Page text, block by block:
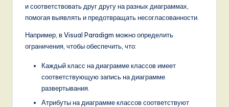
и соответствовать друг другу на разных диаграммах,
помогая выявлять и предотвращать несогласованности.
Например, в Visual Paradigm можно определить
ограничения, чтобы обеспечить, что:
Каждый класс на диаграмме классов имеет
соответствующую запись на диаграмме
развертывания.
Атрибуты на диаграмме классов соответствуют